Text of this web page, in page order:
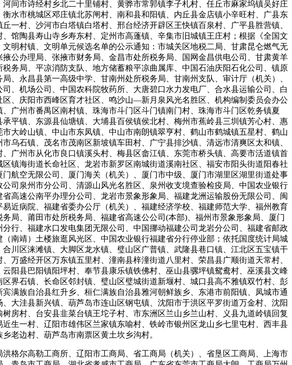
间市诗经村乡北二十里铺村、黄骅市常郭镇李子札村、任丘市麻家坞镇吴好庄
水市桃城区邓庄镇北苏闸村、南和县和阳镇、内丘县金店镇小辛旺村、广县东
一村、沙河市白塔镇白塔村、邢台经济开辟区王快镇百泉村、广平县胜营镇、
馆陶县寿山寺乡寿东村、定州市高蓬镇、辛集市旧城镇王庄村；根据《全国文
明村镇、文明单元候选名单的公示通知：市城关区地税二局、甘肃昆仑燃气无
公办理局、张掖市财务局、金昌市处所税务局、国网金昌供电公司、甘肃黄羊
务局、平凉消防支队、地方储蓄粮平凉曲属库、中国石油庆阳石化公司、镇原
、永昌县第一高级中学、甘南州处所税务局、甘南州支队、审计厅（机关）、
、机场公司、中国农科院牧药所、大唐碧口水力发电厂、合水县运输公司、白
、庆阳市西峰区育才社区、鸣沙山—新月泉风光名胜区、机构编制委员会办公
广州市番禺区南村镇、珠海市斗门区斗门镇南门村、珠海市斗门区乾务镇夏
平镇、东源县仙塘镇、大埔县百侯镇侯北村、梅州市蕉岭县三圳镇芳心村、惠
大岭山镇、中山市东凤镇、中山市南朗镇翠亨村、鹤山市鹤城镇五星村、鹤山
乌石镇、茂名市茂南区新坡镇车田村、广宁县排沙镇、清远市清爽区太和镇、
广州市从化市良口镇溪头村、梅县区畲江镇、东莞市桥头镇、高要市活道镇首
镇海街道长命社区、龙岩市新罗区南城街道溪南社区、福安市阳头街道阳春社
航空无限公司、厦门海关（机关）、厦门市中级、厦门市湖里区湖里街道处事
司泉州市分公司、清源山风光名胜区、泉州收支境查验检疫局、中国农业银行
高速公南平办理分公司、龙岩市景象形象局、福建龙洲运输股份无限公司、闽
近病院、福建省委办公厅（机关）、福建经济学校、福建师范大学、福州教育
局、莆田市处所税务局、福建省高速公公司(本部)、福州市景象形象局、厦门
行、福建水口发电集团无限公司、中国挪动福建公司龙岩分公司、福建省邮政
南靖）土楼旅逛风光区、中国农业银行福建省分行停业部；依托国度统计局城
川区涞滩镇、大脚区龙水镇、璧山区广普镇、武隆县巷口镇、江北区五宝镇干
万盛经开区万东镇五里村、潼南县梓潼街道八里村、荣昌县广顺街道天常村、
阳县巴阳镇阳坪村、奉节县康乐镇铁佛村、巫山县骡坪镇鸳鸯村、巫溪县文峰
界石镇、长命区邻封镇、璧山区璧城街道新堰村、城口县高不雅镇双竹村、彭
满族自治县红升乡、桓仁满族自治县雅河朝鲜族乡、东港市前阳镇、凤城市通
大洼县新兴镇、葫芦岛市连山区钢屯镇、沈阳市于洪区平罗街道万金村、沈阳
房村、台安县韭菜台镇王坨子村、市东洲区兰山乡兰山村、义县九道岭镇回复
生一村、辽阳市雄伟区兰家镇东喻村、铁岭市银州区龙山乡七里屯村、西丰县
老边村、葫芦岛市南票区黄土坎乡沟村。
尔高勒工商所、辽阳市工商局、省工商局（机关）、省垦区工商局、上海市